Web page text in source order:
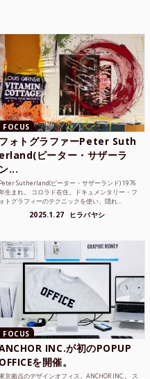
FOCUS
フォトグラファーPeter Suth
erland(ピーター・サザーラ
ン...
Peter Sutherland(ピーター・サザーランド) 1976
生まれ。 コロラド在住。ドキュメンタリー・フ
ォトグラフィーのテクニックを使い、隠れ...
2025.1.27 ヒラバヤシ
FOCUS
INC.が初のPOPUP
OFFICEを開催。
京拠点のデザインオフィス、ANCHOR INC.。 ス